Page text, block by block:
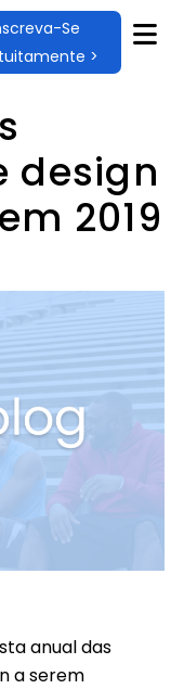
Se
>
design
2019
anual das
a serem